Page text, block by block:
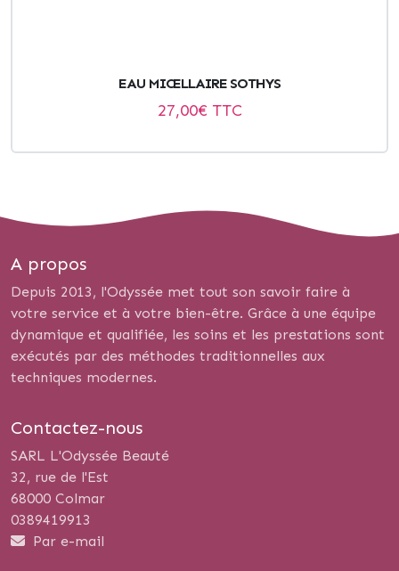
EAU MICELLAIRE SOTHYS
27,00€ TTC
A propos
Depuis 2013, l'Odyssée met tout son savoir faire à
votre service et à votre bien-être. Grâce à une équipe
dynamique et qualifiée, les soins et les prestations sont
exécutés par des méthodes traditionnelles aux
techniques modernes.
Contactez-nous
SARL L'Odyssée Beauté
32, rue de l'Est
68000 Colmar
0389419913
Par e-mail